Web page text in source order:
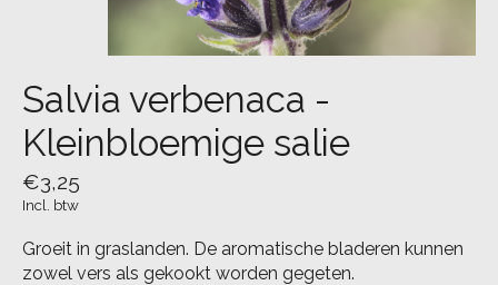
Salvia verbenaca -
Kleinbloemige salie
€3,25
Incl. btw
Groeit in graslanden. De aromatische bladeren kunnen
zowel vers als gekookt worden gegeten.